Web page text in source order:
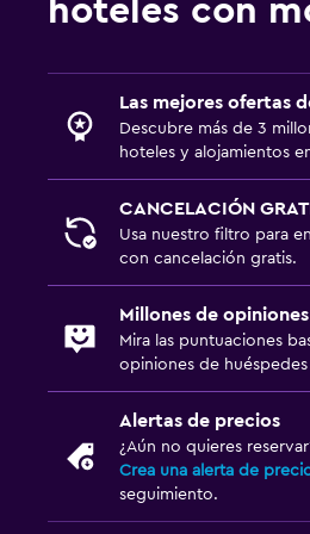
Unidad ubicada en la planta baja
Hipoalergénico
Para no fumadores
Entrada privada
Ascensor
Ascensor disponible
Aire libre
Comedor al aire libre
Muebles de exterior
hoteles con
Las mejores ofertas
Descubre más de 3
hoteles y alojamientos
CANCELACIÓN
Usa nuestro filtro para
con cancelación gratis.
Millones de opiniones
Mira las puntuaciones
opiniones de huéspedes
Alertas de precios
¿Aún no quieres
Crea una alerta de
seguimiento.